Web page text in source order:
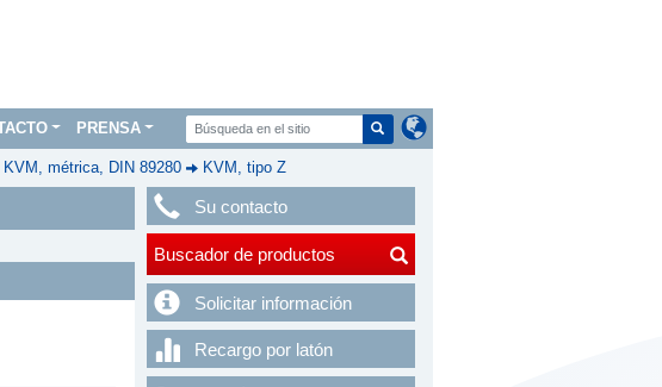
PRENSA
métrica, DIN 89280 KVM, tipo Z
Su contacto
Buscador de productos
Solicitar información
Recargo por latón